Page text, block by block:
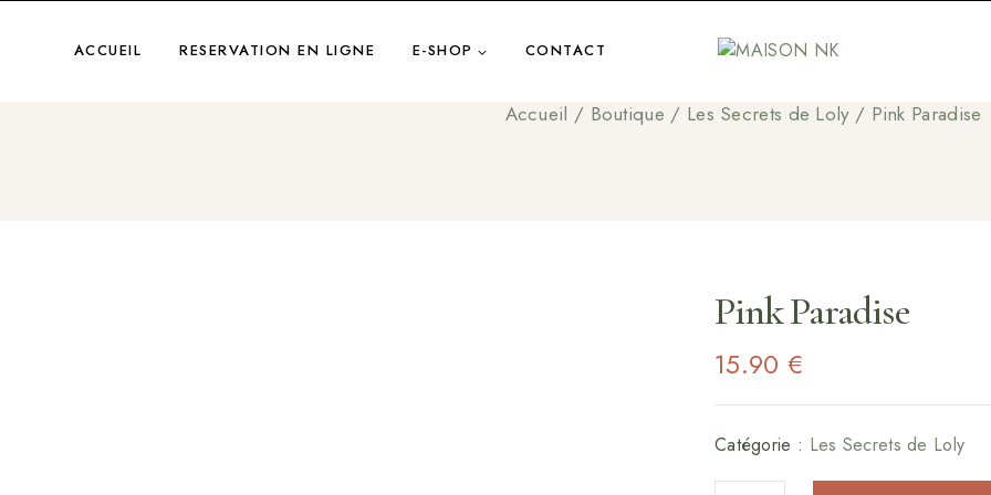
ACCUEIL RESERVATION EN LIGNE E-SHOP CONTACT
Accueil / Boutique / Les Secrets de Loly / Pink Paradise
Pink Paradise
15.90 €
Catégorie : Les Secrets de Loly